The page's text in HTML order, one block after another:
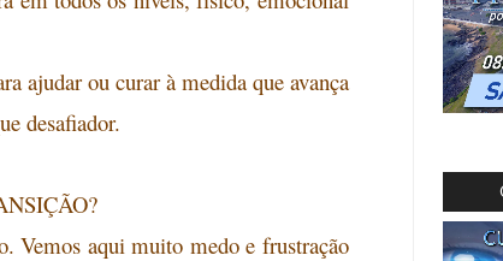
ajudar ou curar à medida que avança
desafiador.
Vemos aqui muito medo e frustração